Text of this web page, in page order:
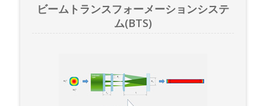
ビームトランスフォーメーションシステ
ム(BTS)